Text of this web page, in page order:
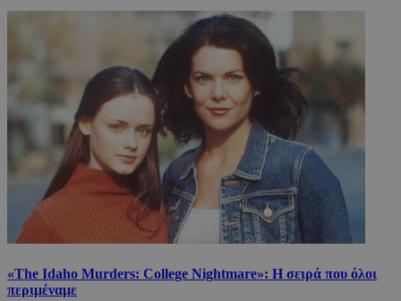
«The Idaho Murders: College Nightmare»: Η σειρά που όλοι
περιμέναμε